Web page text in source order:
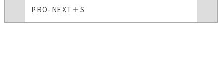
PRO-NEXT＋S